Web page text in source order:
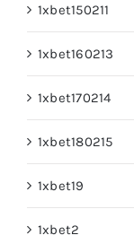
1xbet150211
1xbet160213
1xbet170214
1xbet180215
1xbet19
1xbet2